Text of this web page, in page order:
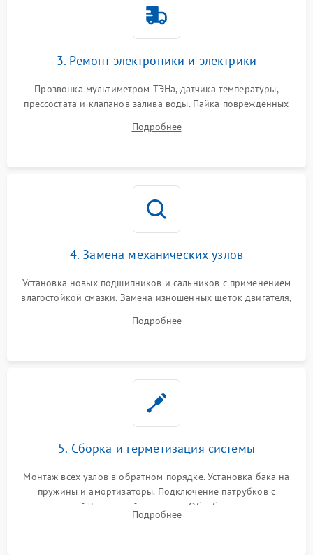
3. Ремонт электроники и электрики
Прозвонка мультиметром ТЭНа, датчика температуры,
прессостата и клапанов залива воды. Пайка поврежденных
Восстановление целостности проводки и контактов.
Подробнее
4. Замена механических узлов
Установка новых подшипников и сальников с применением
влагостойкой смазки. Замена изношенных щеток двигателя,
или поврежденной резиновой манжеты.
Подробнее
5. Сборка и герметизация системы
Монтаж всех узлов в обратном порядке. Установка бака на
пружины и амортизаторы. Подключение патрубков с
надежной фиксацией хомутами. Обработка стыков
герметиком для предотвращения возможных протечек воды.
Подробнее